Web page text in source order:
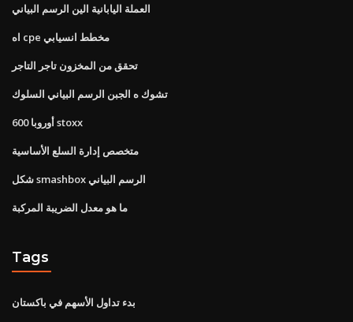
العملة اليابانية الين الرسم البياني
اه cpe مخطط انسيابي
تحقق من المخزون تاجر التاجر
تشوك ه الجبن الرسم البياني السلوك
أوروبا 600 stoxx
متخصص إدارة السلع الأساسية
شكل smashbox الرسم البياني
ما هو معدل الضريبة المركبة
Tags
بدء تداول الأسهم في باكستان